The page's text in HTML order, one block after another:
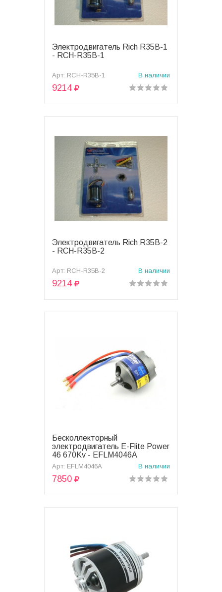
В корзину
Электродвигатель Rich R35B-1
- RCH-R35B-1
Арт: RCH-R35B-1 В наличии
9214
В корзину
Электродвигатель Rich R35B-2
- RCH-R35B-2
Арт: RCH-R35B-2 В наличии
9214
В корзину
Бесколлекторный
электродвигатель E-Flite Power
46 670Kv - EFLM4046A
Арт: EFLM4046A В наличии
7850